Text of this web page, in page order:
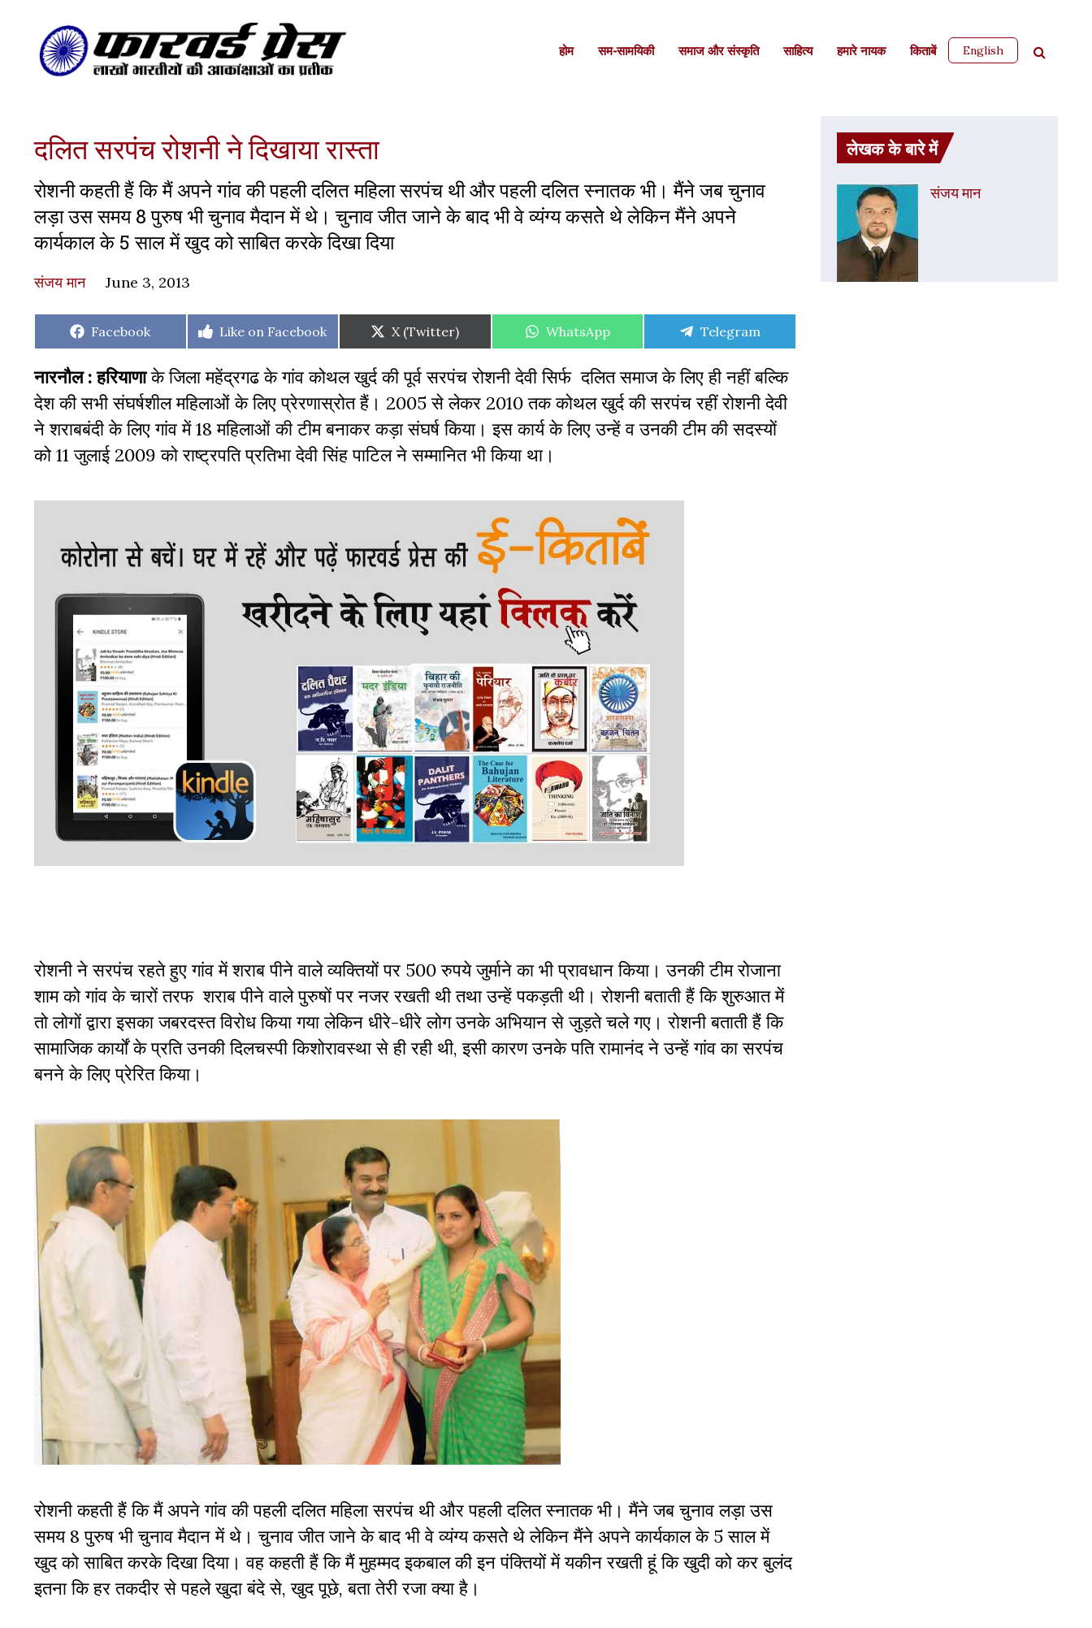
होम सम-सामयिकी समाज और संस्कृति साहित्‍य हमारे नायक किताबें English
दलित सरपंच रोशनी ने दिखाया रास्ता
रोशनी कहती हैं कि मैं अपने गांव की पहली दलित महिला सरपंच थी और पहली दलित स्नातक भी। मैंने जब चुनाव
लड़ा उस समय 8 पुरुष भी चुनाव मैदान में थे। चुनाव जीत जाने के बाद भी वे व्यंग्य कसतेे थे लेकिन मैंने अपने
कार्यकाल के 5 साल में खुद को साबित करके दिखा दिया
संजय मान June 3, 2013
Share
Facebook
Share
Like on Facebook
Share
on
X (Twitter)
Share
WhatsApp
Share
Telegram
नारनौल : हरियाणाके जिला महेंद्रगढ के गांव कोथल खुर्द की पूर्व सरपंच रोशनी देवी सिर्फ दलित समाज के लिए ही नहीं बल्कि
देश की सभी संघर्षशील महिलाओं के लिए प्रेरणास्रोत हैं। 2005 से लेकर 2010 तक कोथल खुर्द की सरपंच रहीं रोशनी देवी
ने शराबबंदी के लिए गांव में 18 महिलाओं की टीम बनाकर कड़ा संघर्ष किया। इस कार्य के लिए उन्हें व उनकी टीम की सदस्यों
को 11 जुलाई 2009 को राष्ट्रपति प्रतिभा देवी सिंह पाटिल ने सम्मानित भी किया था।
रोशनी ने सरपंच रहते हुए गांव में शराब पीने वाले व्यक्तियों पर 500 रुपये जुर्माने का भी प्रावधान किया। उनकी टीम रोजाना
शाम को गांव के चारों तरफ शराब पीने वाले पुरुषों पर नजर रखती थी तथा उन्हें पकड़ती थी। रोशनी बताती हैं कि शुरुआत में
तो लोगों द्वारा इसका जबरदस्त विरोध किया गया लेकिन धीरे-धीरे लोग उनके अभियान से जुड़ते चले गए। रोशनी बताती हैं कि
सामाजिक कार्यों के प्रति उनकी दिलचस्पी किशोरावस्था से ही रही थी, इसी कारण उनके पति रामानंद ने उन्हें गांव का सरपंच
बनने के लिए प्रेरित किया।
रोशनी कहती हैं कि मैं अपने गांव की पहली दलित महिला सरपंच थी और पहली दलित स्नातक भी। मैंने जब चुनाव लड़ा उस
समय 8 पुरुष भी चुनाव मैदान में थे। चुनाव जीत जाने के बाद भी वे व्यंग्य कसतेे थे लेकिन मैंने अपने कार्यकाल के 5 साल में
खुद को साबित करके दिखा दिया। वह कहती हैं कि मैं मुहम्मद इकबाल की इन पंक्तियों में यकीन रखती हूं कि खुदी को कर बुलंद
इतना कि हर तकदीर से पहले खुदा बंदे से, खुद पूछे, बता तेरी रजा क्या है।
लेखक के बारे में
संजय मान